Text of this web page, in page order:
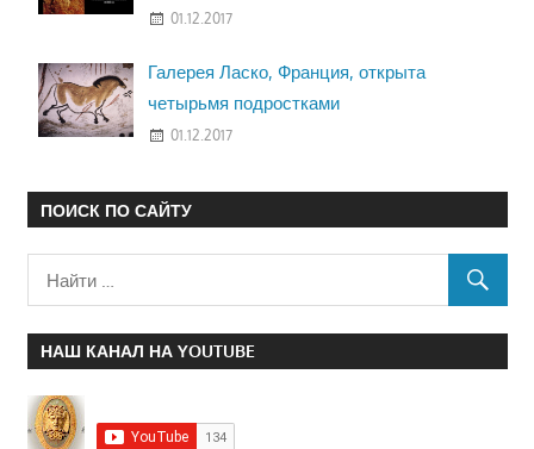
01.12.2017
Галерея Ласко, Франция, открыта
четырьмя подростками
01.12.2017
ПОИСК ПО САЙТУ
НАШ КАНАЛ НА YOUTUBE